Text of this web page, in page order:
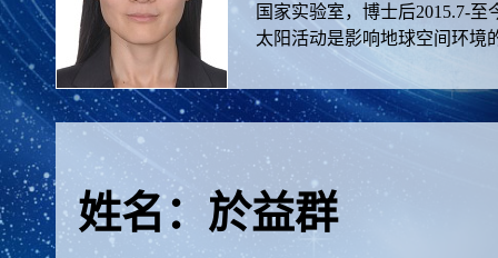
国家实验室，博士后2015.7-
太阳活动是影响地球空间环境
姓名：於益群